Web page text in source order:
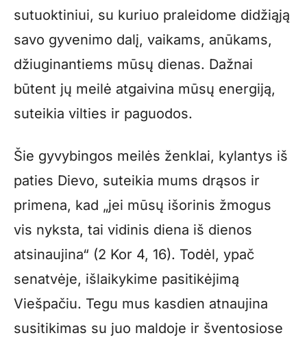
sutuoktiniui, su kuriuo praleidome didžiąją
savo gyvenimo dalį, vaikams, anūkams,
džiuginantiems mūsų dienas. Dažnai
būtent jų meilė atgaivina mūsų energiją,
suteikia vilties ir paguodos.
Šie gyvybingos meilės ženklai, kylantys iš
paties Dievo, suteikia mums drąsos ir
primena, kad „jei mūsų išorinis žmogus
vis nyksta, tai vidinis diena iš dienos
atsinaujina“ (2 Kor 4, 16). Todėl, ypač
senatvėje, išlaikykime pasitikėjimą
Viešpačiu. Tegu mus kasdien atnaujina
susitikimas su juo maldoje ir šventosiose